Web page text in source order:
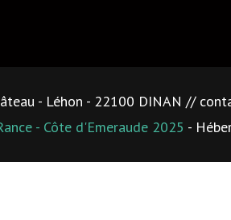
- Léhon - 22100 DINAN //
- Côte d'Emeraude 2025 -